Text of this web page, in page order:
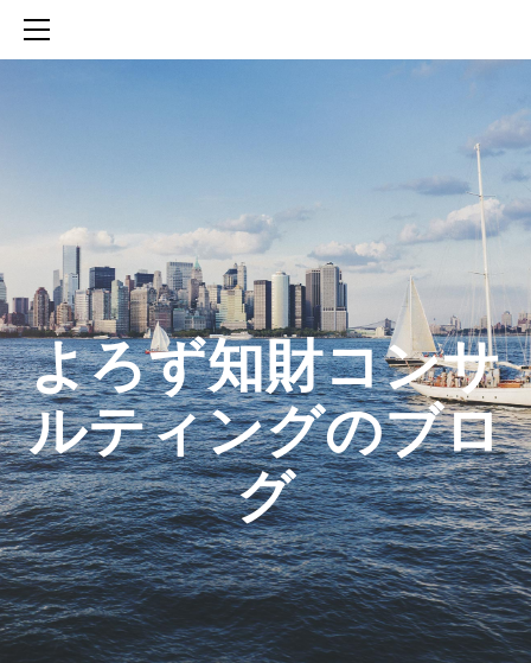
​よろず知財コンサ
ルティングのブロ
グ
SERVICES
知財活動のROICへの貢献
生成AIを活用した知財戦略の策定方法
生成AIとの「壁打ち」で、新たな発明を創出する方法